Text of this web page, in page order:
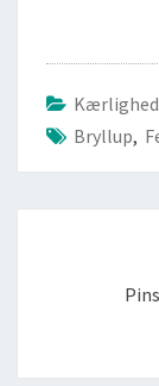
Kærlighed
Bryllup,